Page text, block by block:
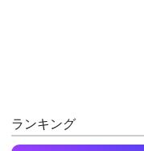
ランキング